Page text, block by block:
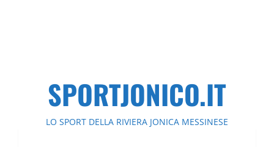
SPORTJONICO.IT
LO SPORT DELLA RIVIERA JONICA MESSINESE